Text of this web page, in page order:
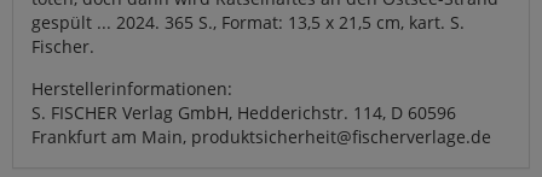
gespült ... 2024. 365 S., Format: 13,5 x 21,5 cm, kart. S.
Fischer.
Herstellerinformationen:
S. FISCHER Verlag GmbH, Hedderichstr. 114, D 60596
Frankfurt am Main, produktsicherheit@fischerverlage.de